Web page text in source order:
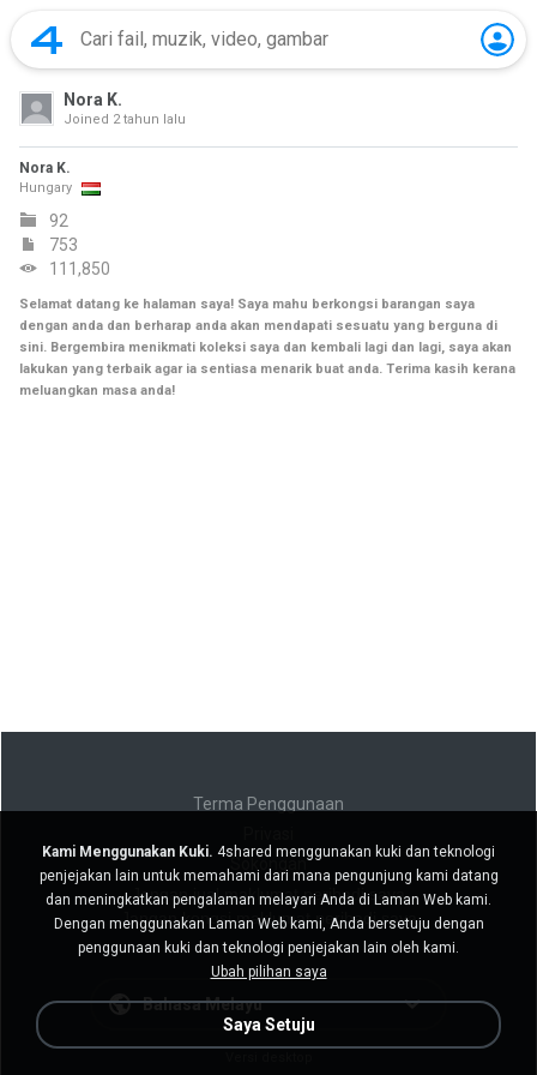
Nora K.
Joined 2 tahun lalu
Nora K.
Hungary
92
753
111,850
Selamat datang ke halaman saya! Saya mahu berkongsi barangan saya
dengan anda dan berharap anda akan mendapati sesuatu yang berguna di
sini. Bergembira menikmati koleksi saya dan kembali lagi dan lagi, saya akan
lakukan yang terbaik agar ia sentiasa menarik buat anda. Terima kasih kerana
meluangkan masa anda!
Terma Penggunaan
Jangan jual maklumat peribadi saya
Jangan kongsi maklumat peribadi saya
Bahasa Melayu
Kami Menggunakan Kuki. 4shared menggunakan kuki dan teknologi
penjejakan lain untuk memahami dari mana pengunjung kami datang
dan meningkatkan pengalaman melayari Anda di Laman Web kami.
Dengan menggunakan Laman Web kami, Anda bersetuju dengan
penggunaan kuki dan teknologi penjejakan lain oleh kami.
Ubah pilihan saya
Saya Setuju